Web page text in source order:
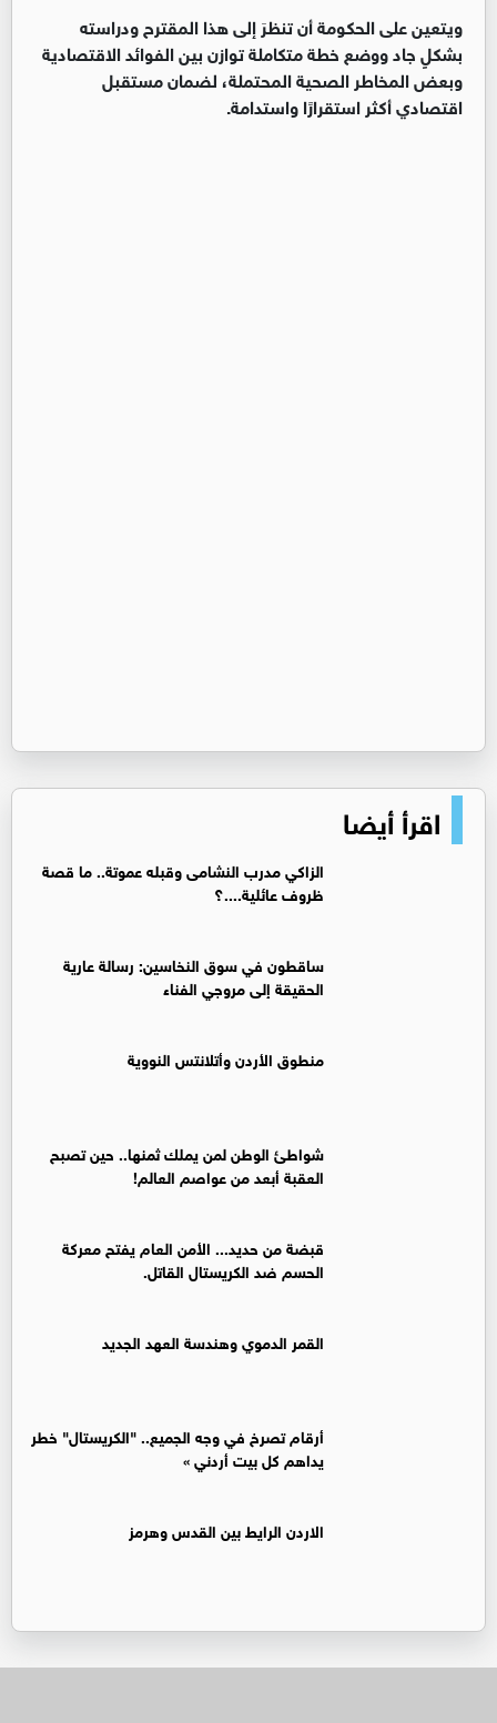
ويتعين على الحكومة أن تنظرَ إلى هذا المقترح ودراسته
بشكلٍ جاد ووضع خطة متكاملة توازن بين الفوائد الاقتصادية
وبعض المخاطر الصحية المحتملة، لضمان مستقبل
اقتصادي أكثر استقرارًا واستدامة.
اقرأ أيضا
الزاكي مدرب النشامى وقبله عموتة.. ما قصة
ظروف عائلية....؟
ساقطون في سوق النخاسين: رسالة عارية
الحقيقة إلى مروجي الفناء
منطوق الأردن وأتلانتس النووية
شواطئ الوطن لمن يملك ثمنها.. حين تصبح
العقبة أبعد من عواصم العالم!
قبضة من حديد... الأمن العام يفتح معركة
الحسم ضد الكريستال القاتل.
القمر الدموي وهندسة العهد الجديد
أرقام تصرخ في وجه الجميع.. "الكريستال" خطر
يداهم كل بيت أردني »
الاردن الرايط بين القدس وهرمز